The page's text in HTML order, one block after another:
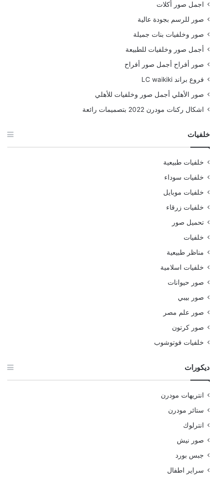
اجمل صور أكلات
صور للرسم بجودة عالية
صور وخلفيات بنات جميلة
أجمل صور وخلفيات للطبيعة
صور أفراح أجمل صور أفراح
فروع براند LC waikiki
صور الأهلي أجمل صور وخلفيات للأهلي
اشكال ركنات مودرن 2022 بتصميمات رائعة
خلفيات
خلفيات طبيعية
خلفيات سوداء
خلفيات موبايل
خلفيات زرقاء
تحميل صور
خلفيات
مناظر طبيعية
خلفيات اسلامية
صور حيوانات
صور بيبي
صور علم مصر
صور كرتون
خلفيات فوتوشوب
ديكورات
انتريهات مودرن
ستائر مودرن
انترلوك
صور نيش
جبس بورد
سراير اطفال